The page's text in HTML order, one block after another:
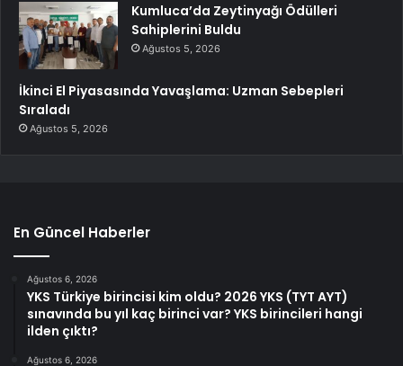
Kumluca’da Zeytinyağı Ödülleri
Sahiplerini Buldu
Ağustos 5, 2026
İkinci El Piyasasında Yavaşlama: Uzman Sebepleri
Sıraladı
Ağustos 5, 2026
En Güncel Haberler
Ağustos 6, 2026
YKS Türkiye birincisi kim oldu? 2026 YKS (TYT AYT)
sınavında bu yıl kaç birinci var? YKS birincileri hangi
ilden çıktı?
Ağustos 6, 2026